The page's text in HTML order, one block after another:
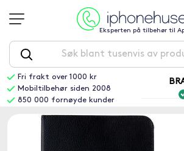
Eksperten på tilbehør til
Fri frakt over 1000 kr
Mobiltilbehør siden 2008
850 000 fornøyde kunder